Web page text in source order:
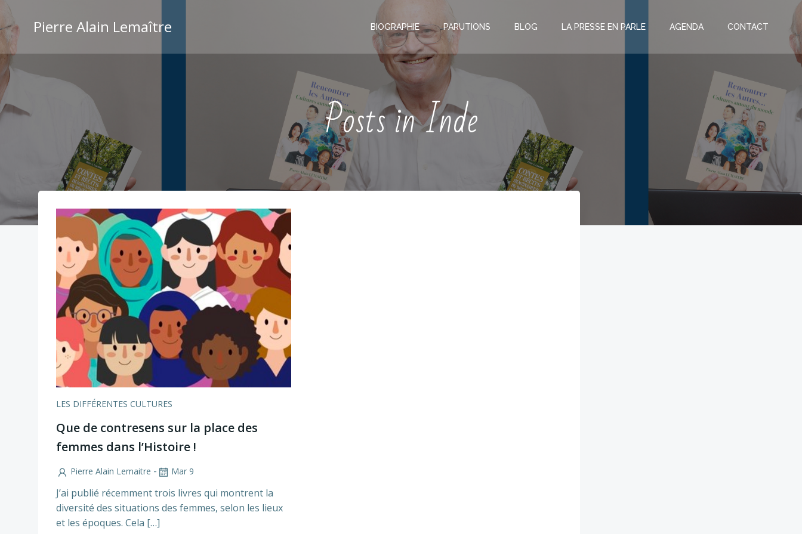
Aller
contenuPierre Alain Lemaître BIOGRAPHIE PARUTIONS BLOG LA PRESSE EN PARLE AGENDA CONTACT
Posts in Inde
LES DIFFÉRENTES CULTURES
Que de contresens sur la place des
femmes dans l’Histoire !
Pierre Alain Lemaitre - Mar 9
J’ai publié récemment trois livres qui montrent la
diversité des situations des femmes, selon les lieux
et les époques. Cela […]